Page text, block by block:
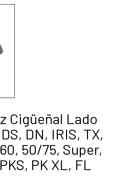
Cigüeñal Lado
DN, IRIS, TX,
50/75, Super,
PK XL, FL